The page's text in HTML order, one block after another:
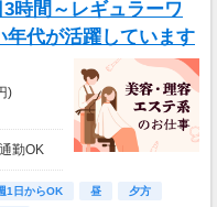
時間～レギュラーワ
年代が活躍しています
)
。
勤OK
1日からOK 昼
夕方